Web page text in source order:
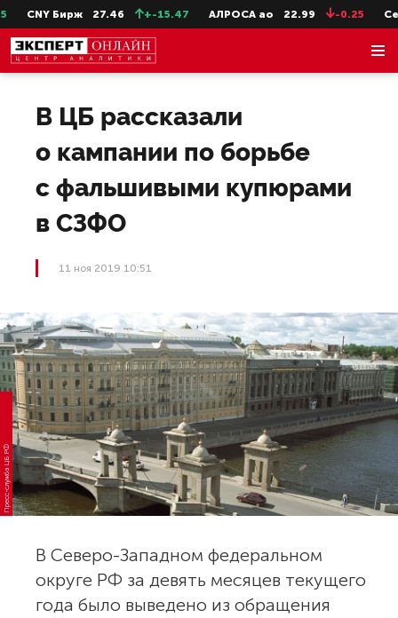
CNY Бирж 27.46 +-15.47 АЛРОСА ао 22.99 -0.25
В ЦБ рассказали
о кампании по борьбе
с фальшивыми купюрами
в СЗФО
11 ноя 2019 10:51
Пресс-служба ЦБ РФ
В Северо-Западном федеральном
округе РФ за девять месяцев текущего
года было выведено из обращения